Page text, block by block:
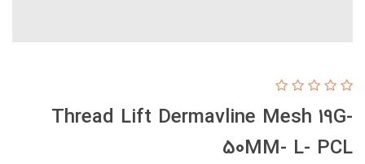
Thread Lift Dermavline Mesh 19G-
50MM- L- PCL